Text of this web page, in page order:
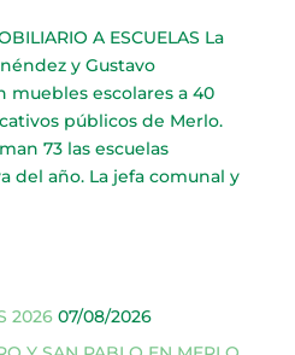
A ESCUELAS La
y Gustavo
escolares a 40
públicos de Merlo.
73 las escuelas
del año. La jefa comunal y
2026 07/08/2026